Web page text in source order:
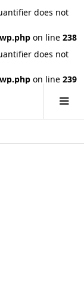
does not
on line 238
does not
on line 239